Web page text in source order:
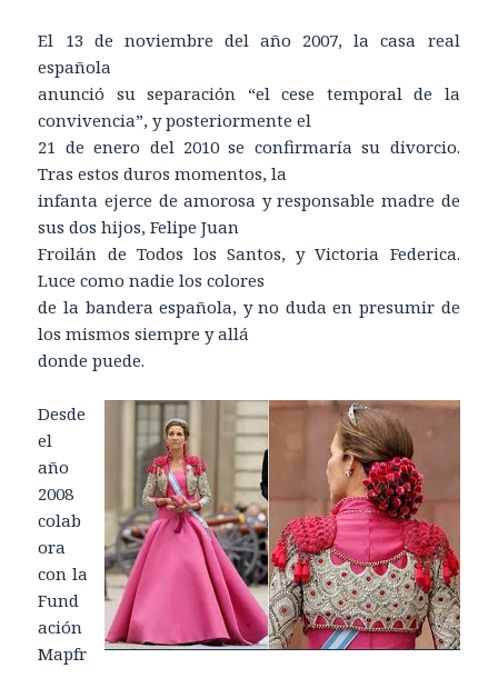
El 13 de noviembre del año 2007, la casa real
española
anunció su separación “el cese temporal de la
convivencia”, y posteriormente el
21 de enero del 2010 se confirmaría su divorcio.
Tras estos duros momentos, la
infanta ejerce de amorosa y responsable madre de
sus dos hijos, Felipe Juan
Froilán de Todos los Santos, y Victoria Federica.
Luce como nadie los colores
de la bandera española, y no duda en presumir de
los mismos siempre y allá
donde puede.
Desde
el
año
2008
colab
ora
con la
Fund
ación
Mapfr